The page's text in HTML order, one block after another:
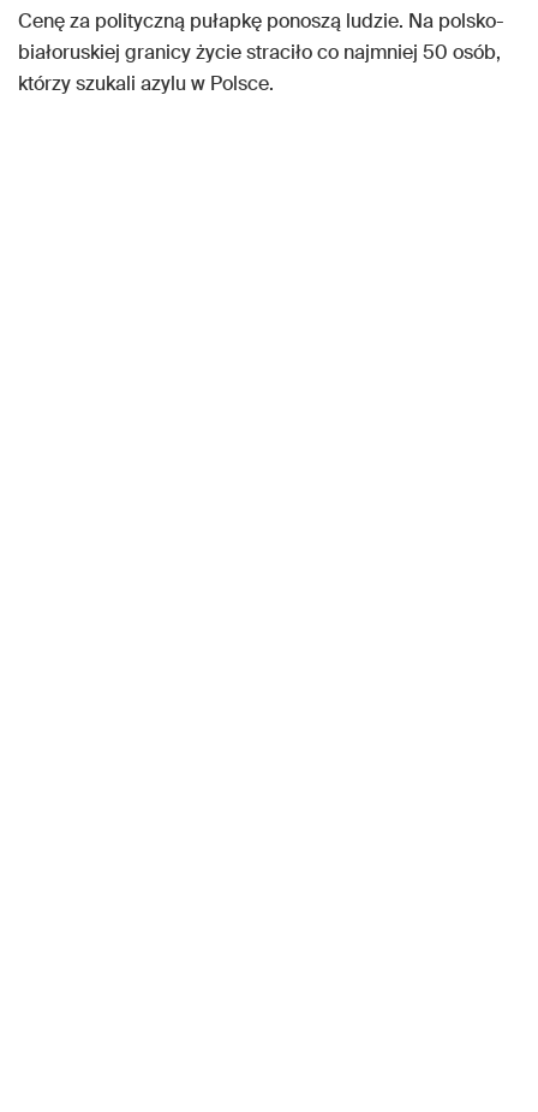
Cenę za polityczną pułapkę ponoszą ludzie. Na polsko-
białoruskiej granicy życie straciło co najmniej 50 osób,
którzy szukali azylu w Polsce.